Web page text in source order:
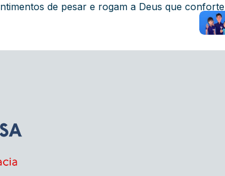
de pesar e rogam a Deus que conforte